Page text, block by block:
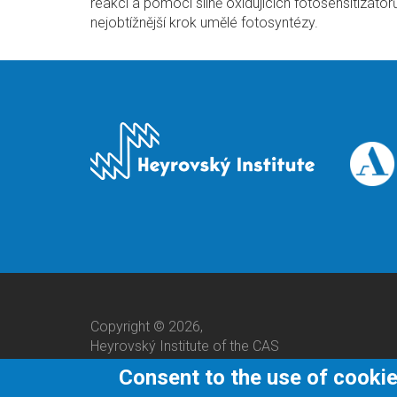
nejobtížnější krok umělé fotosyntézy.
Copyright © 2026,
Heyrovský Institute of the CAS
Consent to the use of